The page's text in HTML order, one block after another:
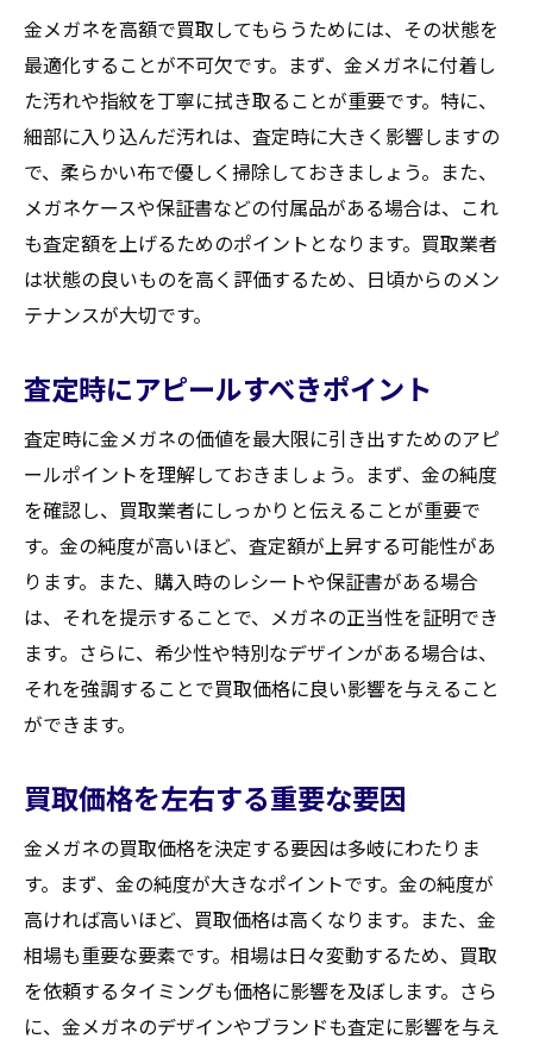
金メガネを高額で買取してもらうためには、その状態を
最適化することが不可欠です。まず、金メガネに付着し
た汚れや指紋を丁寧に拭き取ることが重要です。特に、
細部に入り込んだ汚れは、査定時に大きく影響しますの
で、柔らかい布で優しく掃除しておきましょう。また、
メガネケースや保証書などの付属品がある場合は、これ
も査定額を上げるためのポイントとなります。買取業者
は状態の良いものを高く評価するため、日頃からのメン
テナンスが大切です。
査定時にアピールすべきポイント
査定時に金メガネの価値を最大限に引き出すためのアピ
ールポイントを理解しておきましょう。まず、金の純度
を確認し、買取業者にしっかりと伝えることが重要で
す。金の純度が高いほど、査定額が上昇する可能性があ
ります。また、購入時のレシートや保証書がある場合
は、それを提示することで、メガネの正当性を証明でき
ます。さらに、希少性や特別なデザインがある場合は、
それを強調することで買取価格に良い影響を与えること
ができます。
買取価格を左右する重要な要因
金メガネの買取価格を決定する要因は多岐にわたりま
す。まず、金の純度が大きなポイントです。金の純度が
高ければ高いほど、買取価格は高くなります。また、金
相場も重要な要素です。相場は日々変動するため、買取
を依頼するタイミングも価格に影響を及ぼします。さら
に、金メガネのデザインやブランドも査定に影響を与え